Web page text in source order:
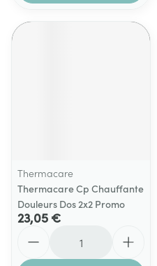
Thermacare
Thermacare Cp Chauffante
Douleurs Dos 2x2 Promo
23,05 €